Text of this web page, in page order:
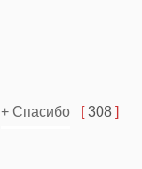
+ Спасибо [308 ]